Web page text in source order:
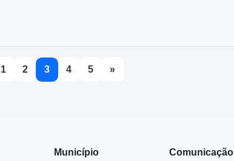
1 2 3 4 5 »
Município
Comunicação